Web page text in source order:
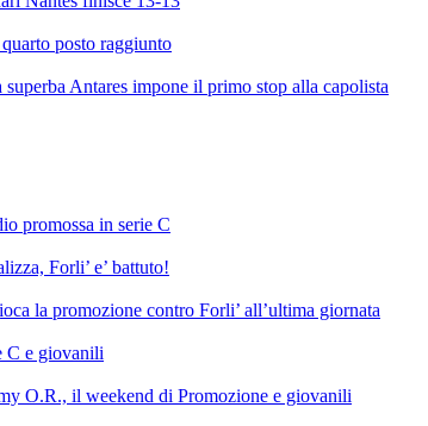
posto raggiunto
Antares impone il primo stop alla capolista
promossa in serie C
Forli’ e’ battuto!
la promozione contro Forli’ all’ultima giornata
C e giovanili
O.R., il weekend di Promozione e giovanili